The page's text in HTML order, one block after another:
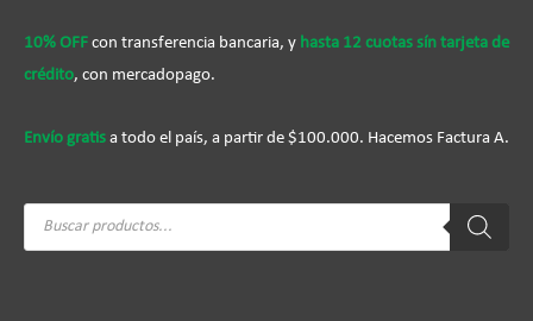
10% OFF con transferencia bancaria, y hasta 12 cuotas sín tarjeta de
crédito, con mercadopago.
Envío gratis a todo el país, a partir de $100.000. Hacemos Factura A.
Búsqueda